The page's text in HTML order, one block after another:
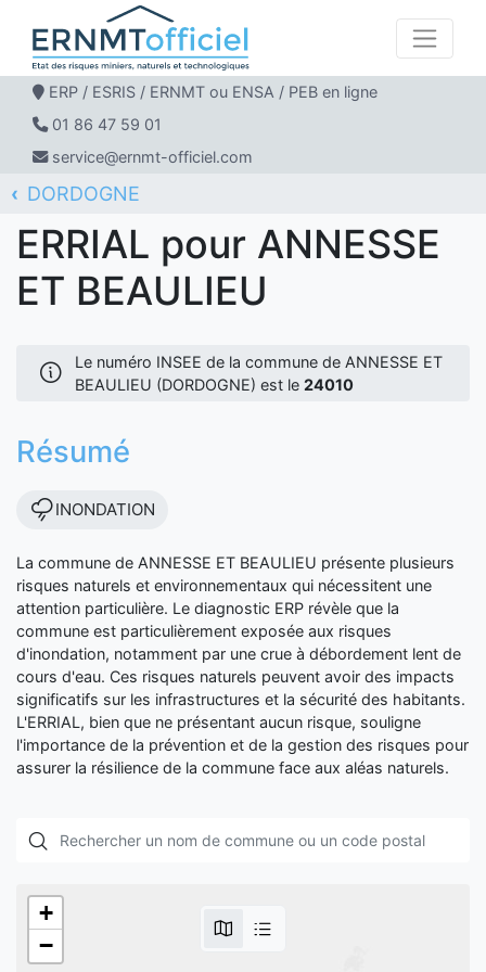
ERP / ESRIS / ERNMT ou ENSA / PEB en ligne
01 86 47 59 01
service@ernmt-officiel.com
ERNMT Officiel
ERRIAL
DORDOGNE
ANNESSE ET BEAULIEU
ERRIAL pour ANNESSE
ET BEAULIEU
Le numéro INSEE de la commune de ANNESSE ET
BEAULIEU (DORDOGNE) est le 24010
Résumé
INONDATION
La commune de ANNESSE ET BEAULIEU présente plusieurs
risques naturels et environnementaux qui nécessitent une
attention particulière. Le diagnostic ERP révèle que la
commune est particulièrement exposée aux risques
d'inondation, notamment par une crue à débordement lent de
cours d'eau. Ces risques naturels peuvent avoir des impacts
significatifs sur les infrastructures et la sécurité des habitants.
L'ERRIAL, bien que ne présentant aucun risque, souligne
l'importance de la prévention et de la gestion des risques pour
assurer la résilience de la commune face aux aléas naturels.
+
−